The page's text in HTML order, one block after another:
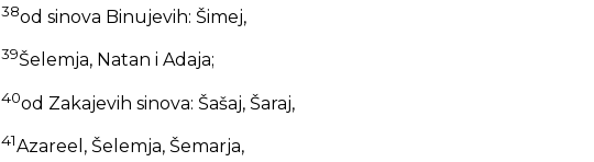
38od sinova Binujevih: Šimej,
39Šelemja, Natan i Adaja;
40od Zakajevih sinova: Šašaj, Šaraj,
41Azareel, Šelemja, Šemarja,